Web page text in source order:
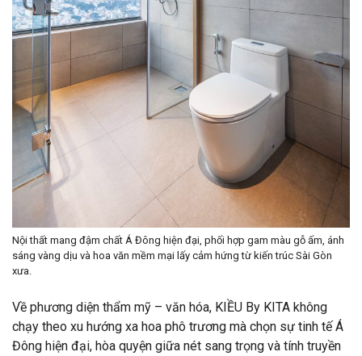
Nội thất mang đậm chất Á Đông hiện đại, phối hợp gam màu gỗ ấm, ánh
sáng vàng dịu và hoa văn mềm mại lấy cảm hứng từ kiến trúc Sài Gòn
xưa.
Về phương diện thẩm mỹ – văn hóa, KIỀU By KITA không
chạy theo xu hướng xa hoa phô trương mà chọn sự tinh tế Á
Đông hiện đại, hòa quyện giữa nét sang trọng và tính truyền